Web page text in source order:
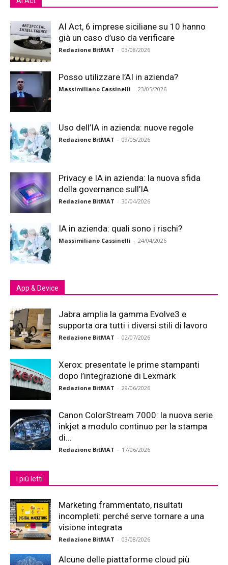
AI Act, 6 imprese siciliane su 10 hanno
già un caso d’uso da verificare
Redazione BitMAT - 03/08/2026
Posso utilizzare l’AI in azienda?
Massimiliano Cassinelli - 23/05/2026
Uso dell’IA in azienda: nuove regole
Redazione BitMAT - 09/05/2026
Privacy e IA in azienda: la nuova sfida
della governance sull’IA
Redazione BitMAT - 30/04/2026
IA in azienda: quali sono i rischi?
Massimiliano Cassinelli - 24/04/2026
App & Device
Jabra amplia la gamma Evolve3 e
supporta ora tutti i diversi stili di lavoro
Redazione BitMAT - 02/07/2026
Xerox: presentate le prime stampanti
dopo l’integrazione di Lexmark
Redazione BitMAT - 29/06/2026
Canon ColorStream 7000: la nuova serie
inkjet a modulo continuo per la stampa
di...
Redazione BitMAT - 17/06/2026
I più letti
Marketing frammentato, risultati
incompleti: perché serve tornare a una
visione integrata
Redazione BitMAT - 03/08/2026
Alcune delle piattaforme cloud più